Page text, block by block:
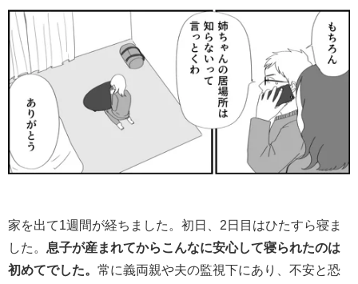
家を出て1週間が経ちました。初日、2日目はひたすら寝ま
した。 息子が産まれてからこんなに安心して寝られたのは
初めてでした。 常に義両親や夫の監視下にあり、不安と恐